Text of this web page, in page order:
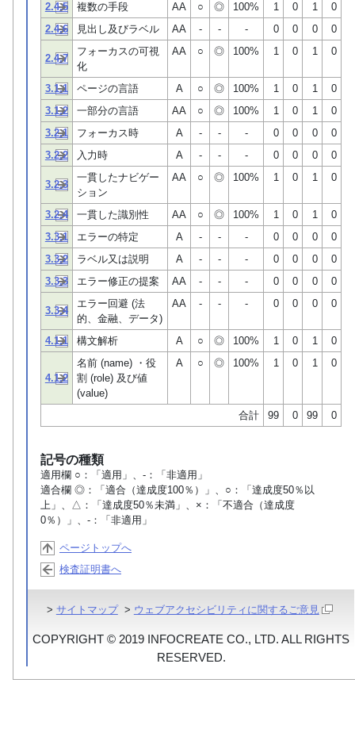
2.4.5 複数の手段 AA ○ ◎ 100% 1 0 1
0
2.4.6
見出し及びラベル AA - - - 0 0 0 0
2.4.7
フォーカスの可視
化
AA ○ ◎ 100% 1 0 1 0
3.1.1 ページの言語 A ○ ◎ 100% 1 0 1
0
3.1.2
一部分の言語 AA ○ ◎ 100% 1 0 1
0
3.2.1
フォーカス時 A - - - 0 0 0
0
3.2.2
入力時 A - - - 0 0 0 0
3.2.3
一貫したナビゲー
ション
AA ○ ◎ 100% 1 0 1 0
3.2.4 一貫した識別性 AA ○ ◎ 100% 1 0 1
0
3.3.1
エラーの特定 A - - - 0 0 0
0
3.3.2
ラベル又は説明 A - - - 0 0 0
0
3.3.3
エラー修正の提案 AA - - - 0 0 0 0
3.3.4
エラー回避 (法
的、金融、データ)
AA - - - 0 0 0 0
4.1.1 構文解析 A ○ ◎ 100% 1 0 1 0
4.1.2
名前 (name) ・役
割 (role) 及び値
(value)
A ○ ◎ 100% 1 0 1 0
合計 99 0 99 0
記号の種類
適用欄 ○：「適用」、-：「非適用」
適合欄 ◎：「適合（達成度100％）」、○：「達成度50％以
上」、△：「達成度50％未満」、×：「不適合（達成度
0％）」、-：「非適用」
ページトップへ
検査証明書へ
> サイトマップ> ウェブアクセシビリティに関するご意見
COPYRIGHT © 2019 INFOCREATE CO., LTD. ALL RIGHTS
RESERVED.